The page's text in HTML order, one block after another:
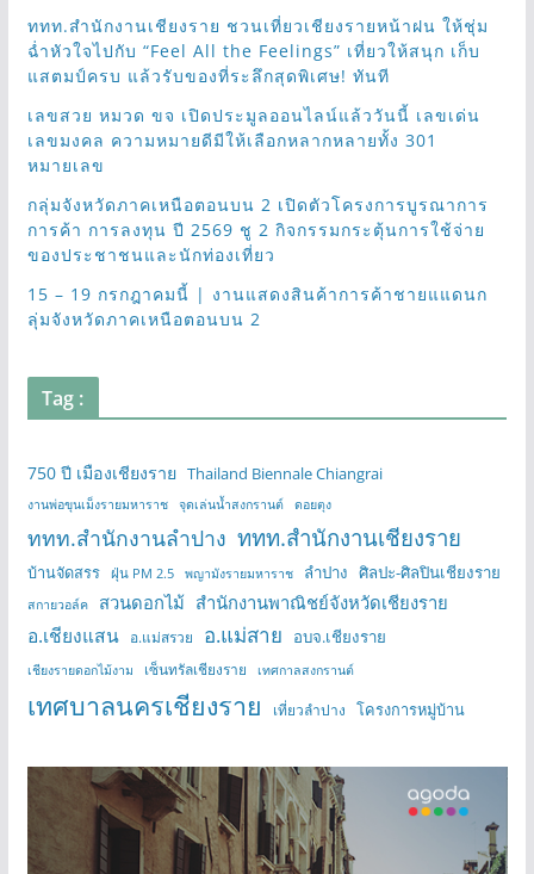
ททท.สำนักงานเชียงราย ชวนเที่ยวเชียงรายหน้าฝน ให้ชุ่ม
ฉ่ำหัวใจไปกับ “Feel All the Feelings” เที่ยวให้สนุก เก็บ
แสตมป์ครบ แล้วรับของที่ระลึกสุดพิเศษ! ทันที
เลขสวย หมวด ขจ เปิดประมูลออนไลน์แล้ววันนี้ เลขเด่น
เลขมงคล ความหมายดีมีให้เลือกหลากหลายทั้ง 301
หมายเลข
กลุ่มจังหวัดภาคเหนือตอนบน 2 เปิดตัวโครงการบูรณาการ
การค้า การลงทุน ปี 2569 ชู 2 กิจกรรมกระตุ้นการใช้จ่าย
ของประชาชนและนักท่องเที่ยว
15 – 19 กรกฎาคมนี้ | งานแสดงสินค้าการค้าชายแแดนก
ลุ่มจังหวัดภาคเหนือตอนบน 2
Tag :
750 ปี เมืองเชียงราย Thailand Biennale Chiangrai
งานพ่อขุนเม็งรายมหาราช จุดเล่นน้ำสงกรานต์ ดอยตุง
ททท.สำนักงานลำปาง ททท.สำนักงานเชียงราย
บ้านจัดสรร ฝุ่น PM 2.5 พญามังรายมหาราช ลำปาง ศิลปะ-ศิลปินเชียงราย
สกายวอล์ค สวนดอกไม้ สำนักงานพาณิชย์จังหวัดเชียงราย
อ.เชียงแสน อ.แม่สรวย อ.แม่สาย อบจ.เชียงราย
เชียงรายดอกไม้งาม เซ็นทรัลเชียงราย เทศกาลสงกรานต์
เทศบาลนครเชียงราย เที่ยวลำปาง โครงการหมู่บ้าน